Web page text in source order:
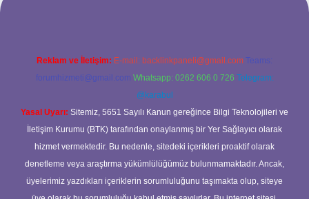
Reklam ve İletişim: E-mail: backlinkpaneli@gmail.com Teams:
forumhizmeti@gmail.com Whatsapp: 0262 606 0 726 Telegram:
@karabul
Yasal Uyarı: Sitemiz, 5651 Sayılı Kanun gereğince Bilgi Teknolojileri ve
İletişim Kurumu (BTK) tarafından onaylanmış bir Yer Sağlayıcı olarak
hizmet vermektedir. Bu nedenle, sitedeki içerikleri proaktif olarak
denetleme veya araştırma yükümlülüğümüz bulunmamaktadır. Ancak,
üyelerimiz yazdıkları içeriklerin sorumluluğunu taşımakta olup, siteye